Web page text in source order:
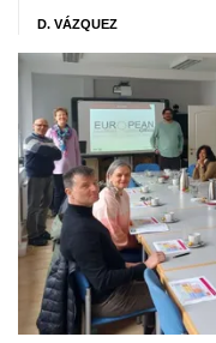
D. VÁZQUEZ